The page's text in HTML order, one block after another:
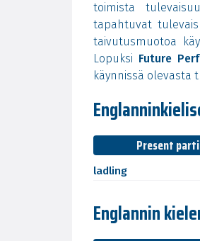
toimista
tapahtuvat
taivutusmuotoa
Lopuksi Future
käynnissä olevasta
Present
ladling
Englannin